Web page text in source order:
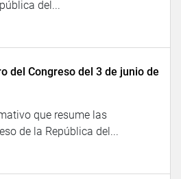
del...
del Congreso del 3 de junio de
que resume las
de la República del...